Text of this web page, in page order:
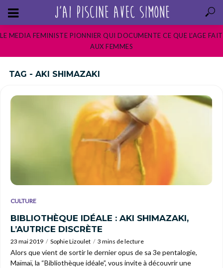
LE MEDIA FEMINISTE PIONNIER QUI DOCUMENTE CE QUE L’AGE FAIT
AUX FEMMES
TAG - AKI SHIMAZAKI
CULTURE
BIBLIOTHÈQUE IDÉALE : AKI SHIMAZAKI,
L’AUTRICE DISCRÈTE
23 mai 2019 Sophie Lizoulet 3 mins de lecture
Alors que vient de sortir le dernier opus de sa 3e pentalogie,
Maïmaï, la “Bibliothèque idéale”, vous invite à découvrir une